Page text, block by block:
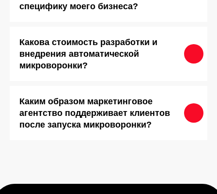
специфику моего бизнеса?
Какова стоимость разработки и
внедрения автоматической
микроворонки?
Каким образом маркетинговое
агентство поддерживает клиентов
после запуска микроворонки?